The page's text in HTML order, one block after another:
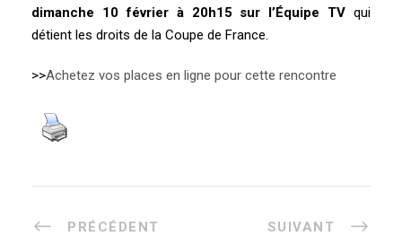
dimanche 10 février à 20h15 sur l’Équipe TV qui
détient les droits de la Coupe de France.
>>Achetez vos places en ligne pour cette rencontre
PRÉCÉDENT SUIVANT